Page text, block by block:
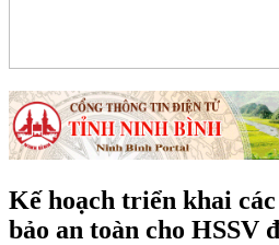
Kế hoạch triển khai
bảo an toàn cho HSSV